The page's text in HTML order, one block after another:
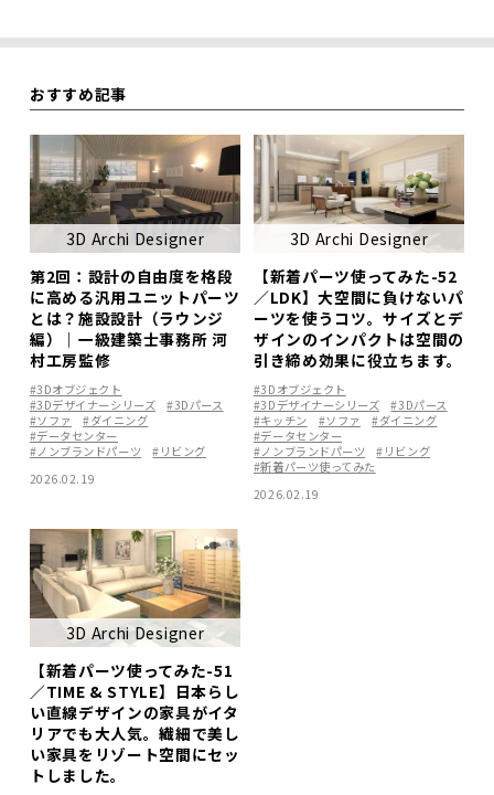
おすすめ記事
3D Archi Designer
第2回：設計の自由度を格段
に高める汎用ユニットパーツ
とは？施設設計（ラウンジ
編）｜一級建築士事務所 河
村工房監修
#3Dオブジェクト
#3Dデザイナーシリーズ
#3Dパース
#ソファ
#ダイニング
#データセンター
#ノンブランドパーツ
#リビング
2026.02.19
3D Archi Designer
【新着パーツ使ってみた-52
／LDK】大空間に負けないパ
ーツを使うコツ。サイズとデ
ザインのインパクトは空間の
引き締め効果に役立ちます。
#3Dオブジェクト
#3Dデザイナーシリーズ
#3Dパース
#キッチン
#ソファ
#ダイニング
#データセンター
#ノンブランドパーツ
#リビング
#新着パーツ使ってみた
2026.02.19
3D Archi Designer
【新着パーツ使ってみた-51
／TIME & STYLE】日本らし
い直線デザインの家具がイタ
リアでも大人気。繊細で美し
い家具をリゾート空間にセッ
トしました。